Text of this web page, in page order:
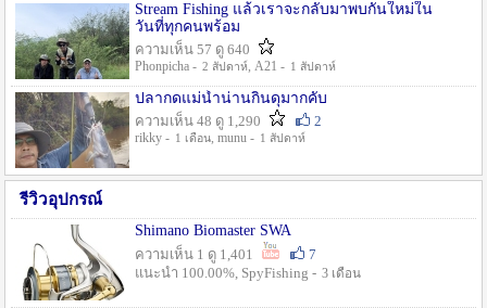
Stream Fishing แล้วเราจะกลับมาพบกันใหม่ใน
วันที่ทุกคนพร้อม
ความเห็น 57 ดู 640
Phonpicha - 2 สัปดาห์, A21 - 1 สัปดาห์
ปลากดแม่น้ำน่านกินดุมากคับ
ความเห็น 48 ดู 1,290
2
rikky - 1 เดือน, munu - 1 สัปดาห์
รีวิวอุปกรณ์
Shimano Biomaster SWA
ความเห็น 1 ดู 1,401
7
แนะนำ 100.00%, SpyFishing - 3 เดือน